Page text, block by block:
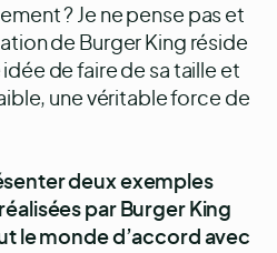
? Je ne pense pas et
de Burger King réside
de faire de sa taille et
une véritable force de
deux exemples
par Burger King
le monde d’accord avec